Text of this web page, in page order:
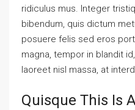
ridiculus mus. Integer
bibendum, quis dictum
posuere felis sed eros
magna, tempor in blandit
laoreet nisl massa, at
Quisque This Is